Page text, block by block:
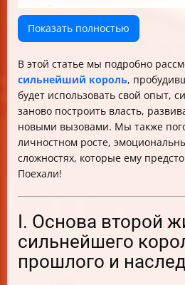
III. Личностная эволюция и
перемены
IV. Вызовы, конфликты и путь
второй жизни?
Показать полностью
В этой статье мы подробно
сильнейший король,
будет использовать свой опыт,
заново построить власть,
новыми вызовами. Мы также
личностном росте,
сложностях, которые ему
Поехали!
I. Основа второй
сильнейшего
прошлого и